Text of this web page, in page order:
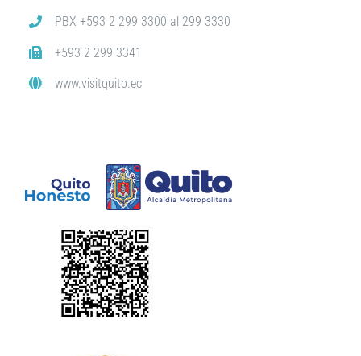
PBX +593 2 299 3300 al 299 3330
+593 2 299 3341
www.visitquito.ec